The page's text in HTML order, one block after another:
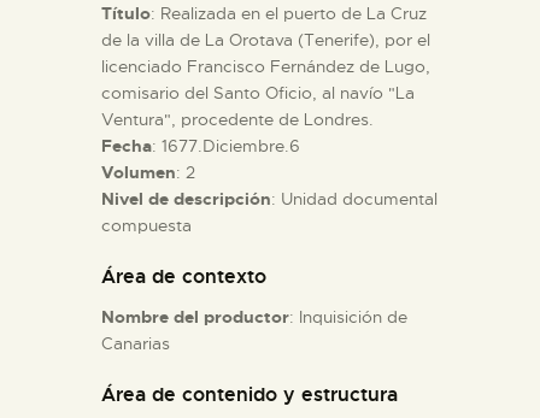
█
EL MUSEO
COLECCIONES
ESPAÑOL
Título: Realizada en el puerto de La Cruz
de la villa de La Orotava (Tenerife), por el
licenciado Francisco Fernández de Lugo,
comisario del Santo Oficio, al navío "La
Ventura", procedente de Londres.
Fecha: 1677.Diciembre.6
Volumen: 2
Nivel de descripción: Unidad documental
compuesta
Área de contexto
Nombre del productor: Inquisición de
Canarias
Área de contenido y estructura